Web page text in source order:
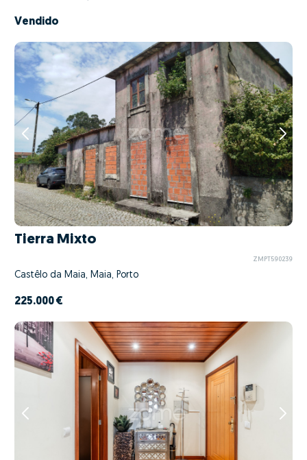
Vendido
Tierra Mixto
ZMPT590239
Castêlo da Maia, Maia, Porto
225.000 €